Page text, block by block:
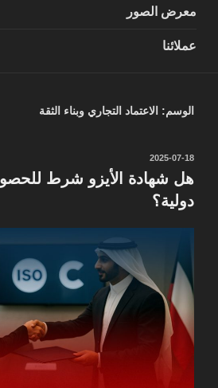
معرض الصور
عملائنا
الوسم: الاعتماد التجاري وبناء الثقة
نُشر
في
2025-07-18
هل شهادة الأيزو شرط
دولية؟